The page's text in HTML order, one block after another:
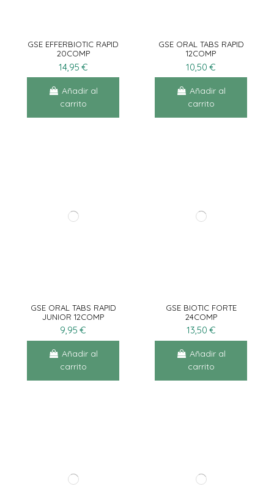
GSE EFFERBIOTIC RAPID
20COMP
14,95 €
Añadir al
carrito
GSE ORAL TABS RAPID
12COMP
10,50 €
Añadir al
carrito
GSE ORAL TABS RAPID
JUNIOR 12COMP
9,95 €
Añadir al
carrito
GSE BIOTIC FORTE
24COMP
13,50 €
Añadir al
carrito